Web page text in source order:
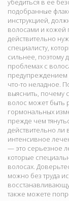
убедиться в ее
подобранные
инструкцией,
волосами и кожей
действительно
специалисту,
сильнее, поэтому
проблемах с
предупреждением
что-то неладное.
выяснить, почему
волос может быть
гормональных
прежде чем
действительно
интенсивное
— это серьезное
которые
волосах.
можно без труда
также можете